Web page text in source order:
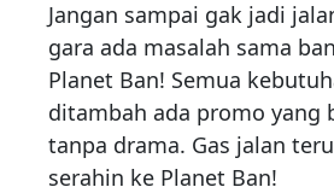
Jangan sampai gak jadi
gara ada masalah sama
Planet Ban! Semua
ditambah ada promo yang
tanpa drama. Gas jalan
serahin ke Planet Ban!